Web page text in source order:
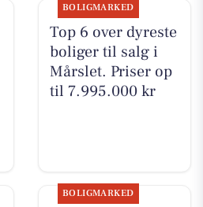
BOLIGMARKED
Top 6 over dyreste
boliger til salg i
Mårslet. Priser op
til 7.995.000 kr
BOLIGMARKED